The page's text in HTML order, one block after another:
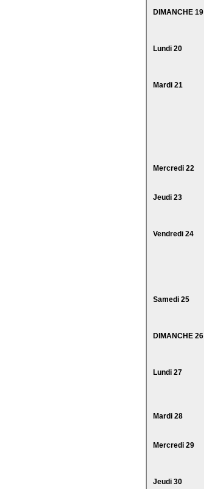
DIMANCHE 19
Lundi 20
Mardi 21
Mercredi 22
Jeudi 23
Vendredi 24
Samedi 25
DIMANCHE 26
Lundi 27
Mardi 28
Mercredi 29
Jeudi 30